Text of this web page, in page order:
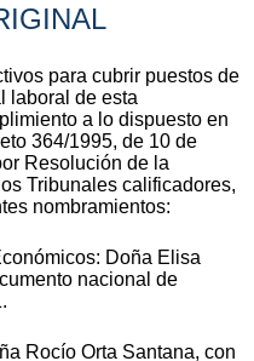
para cubrir puestos de
laboral de esta
a lo dispuesto en
364/1995, de 10 de
Resolución de la
Tribunales calificadores,
nombramientos:
Doña Elisa
nacional de
Rocío Orta Santana, con